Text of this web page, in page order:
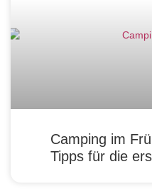
Camping im
Tipps für die